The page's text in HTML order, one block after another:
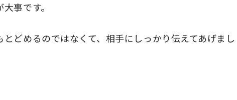
事です。
どめるのではなくて、相手にしっかり伝えてあげまし